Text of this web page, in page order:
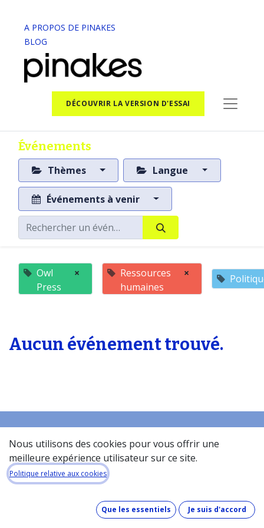
A PROPOS DE PINAKES
BLOG
DÉCOUVRIR LA VERSION D'ESSAI
Événements
Thèmes Langue
Événements à venir
Owl
Press
×
Ressources
humaines
×
Aucun événement trouvé.
Accueil
À propos de la base de donneés​
Quel est le coût de la base de données ?
Comment fonctionne la base de données ?
Que contient la base de données ?
Nous utilisons des cookies pour vous offrir une
meilleure expérience utilisateur sur ce site.
Politique relative aux cookies
Que les essentiels Je suis d'accord